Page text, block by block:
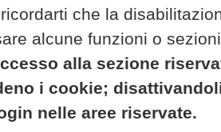
ricordarti che la
alcune funzioni o
alla sezione
i cookie;
nelle aree riservate.